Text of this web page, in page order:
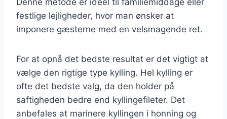
festlige lejligheder, hvor man ønsker at
imponere gæsterne med en velsmagende ret.
For at opnå det bedste resultat er det vigtigt at
vælge den rigtige type kylling. Hel kylling er
ofte det bedste valg, da den holder på
saftigheden bedre end kyllingefileter. Det
anbefales at marinere kyllingen i honning og